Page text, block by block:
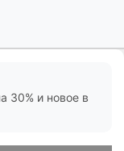
30% и новое в